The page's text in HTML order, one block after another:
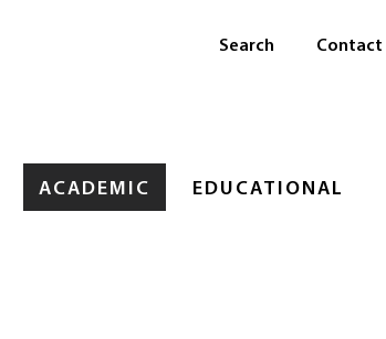
ACADEMIC EDUCATIONAL
Search Contact